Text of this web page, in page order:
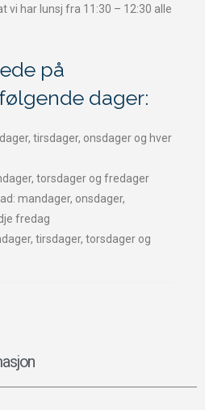
vi har lunsj fra 11:30 – 12:30 alle
på
dager:
tirsdager, onsdager og hver
torsdager og fredager
mandager, onsdager,
fredag
tirsdager, torsdager og